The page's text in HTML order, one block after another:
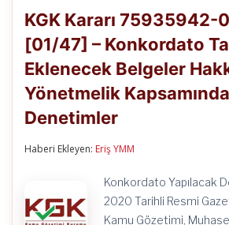
75935942-
050.01.04-
[01/47]
Konkordato
Eklenecek
Denetimler
KGK Kararı 75935942-
[01/47] – Konkordato
Eklenecek Belgeler
Yönetmelik
Denetimler
Haberi Ekleyen: Eriş YMM
Konkordato Yapılacak
2020 Tarihli Resmi
Kamu Gözetimi,